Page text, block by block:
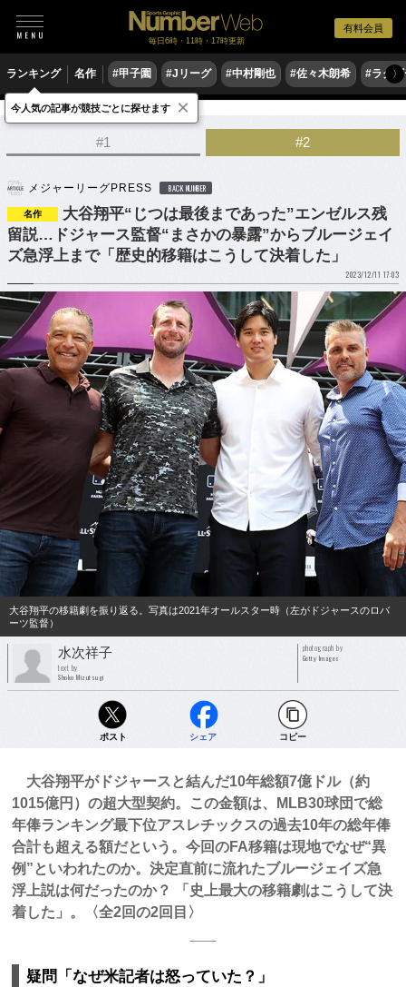
有料会員
毎日6時・11時・17時更新
ランキング 名作 #甲子園 #Jリーグ #中村剛也 #佐々木朗希 #ラグ〉
野球 MLB
#1 #2
メジャーリーグPRESS BACK NUMBER
名作
大谷翔平“じつは最後まであった”エンゼルス残
留説…ドジャース監督“まさかの暴露”からブルージェイ
ズ急浮上まで「歴史的移籍はこうして決着した」
2023/12/11 17:03
大谷翔平の移籍劇を振り返る。写真は2021年オールスター時（左がドジャースのロバ
ーツ監督）
水次祥子
text by
Shoko Mizutsugi
photograph by
Getty Images
ポスト シェア コピー
大谷翔平がドジャースと結んだ10年総額7億ドル（約
1015億円）の超大型契約。この金額は、MLB30球団で総
年俸ランキング最下位アスレチックスの過去10年の総年俸
合計も超える額だという。今回のFA移籍は現地でなぜ“異
例”といわれたのか。決定直前に流れたブルージェイズ急
浮上説は何だったのか？ 「史上最大の移籍劇はこうして決
着した」。〈全2回の2回目〉
疑問「なぜ米記者は怒っていた？」
今人気の記事が競技ごとに探せます ×